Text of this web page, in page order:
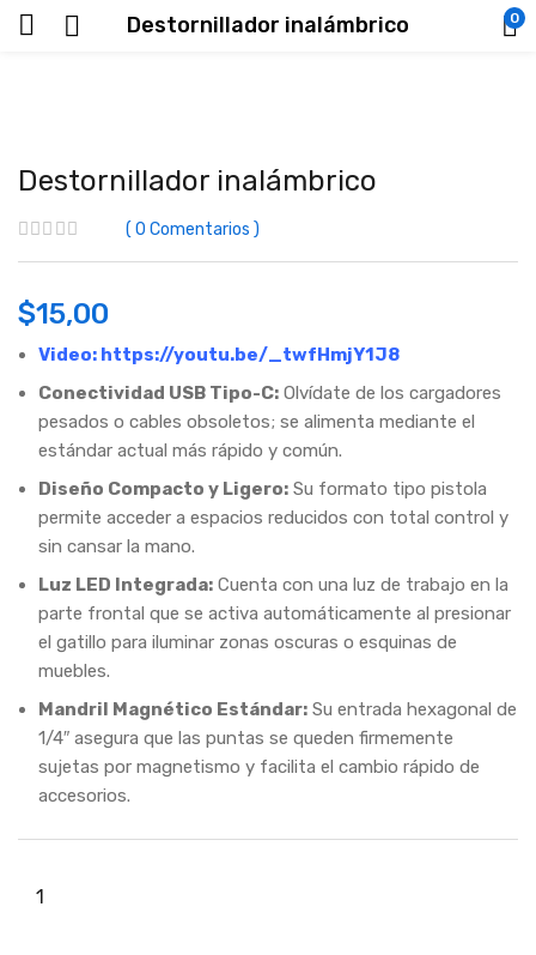
Destornillador inalámbrico 0
Destornillador inalámbrico
0 Comentarios
$15,00
Video: https://youtu.be/_twfHmjY1J8
Conectividad USB Tipo-C: Olvídate de los cargadores
pesados o cables obsoletos; se alimenta mediante el
estándar actual más rápido y común.
Diseño Compacto y Ligero: Su formato tipo pistola
permite acceder a espacios reducidos con total control y
sin cansar la mano.
Luz LED Integrada: Cuenta con una luz de trabajo en la
parte frontal que se activa automáticamente al presionar
el gatillo para iluminar zonas oscuras o esquinas de
muebles.
Mandril Magnético Estándar: Su entrada hexagonal de
1/4″ asegura que las puntas se queden firmemente
sujetas por magnetismo y facilita el cambio rápido de
accesorios.